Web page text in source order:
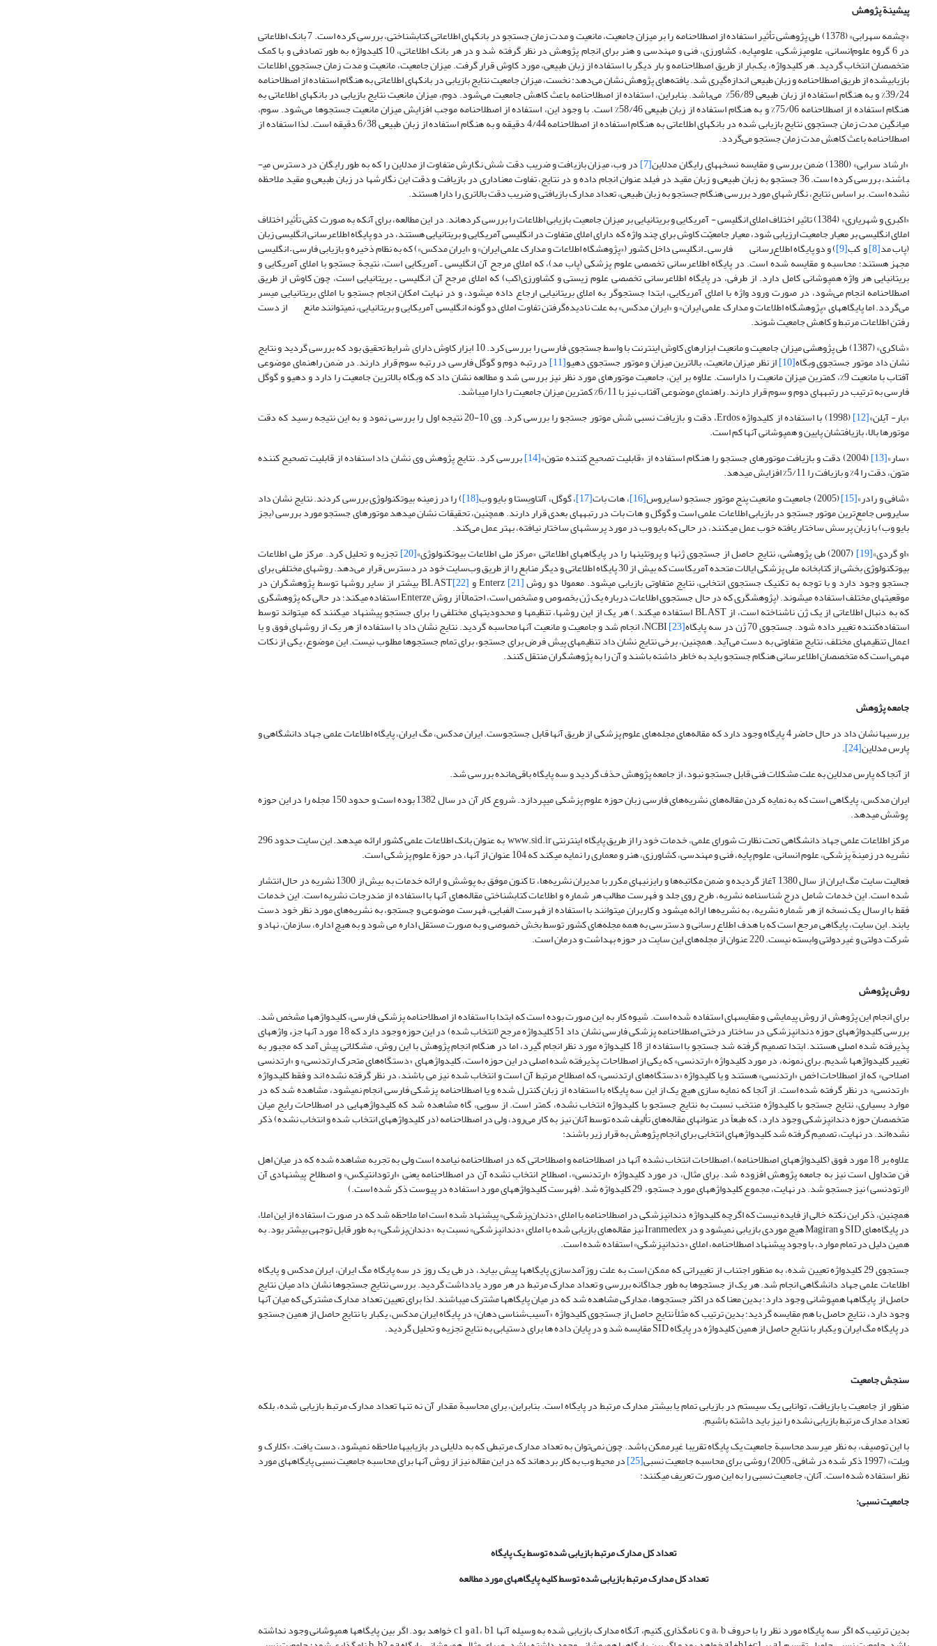
پیشینة پژوهش
«چشمه سهرابی» (1378) طی پژوهشی تأثیر استفاده از اصطلاحنامه را بر میزان جامعیت، مانعیت و مدت زمان جستجو در بانکهای اطلاعاتی کتابشناختی، بررسی کرده است. 7 بانک اطلاعاتی
در 6 گروه علوم‌انسانی، علوم­پزشکی، علوم­پایه، کشاورزی، فنی و مهندسی و هنر برای انجام پژوهش در نظر گرفته شد و در هر بانک اطلاعاتی، 10 کلیدواژه به طور تصادفی و با کمک
متخصصان انتخاب گردید. هر کلیدواژه، یک‌بار از طریق اصطلاحنامه و بار دیگر با استفاده از زبان طبیعی، مورد کاوش قرار گرفت. میزان جامعیت، مانعیت و مدت زمان جستجوی اطلاعات
بازیابی­شده از طریق اصطلاحنامه و زبان طبیعی اندازه‌گیری شد. یافته‌های پژوهش نشان می‌دهد: نخست، میزان جامعیت نتایج بازیابی در بانکهای اطلاعاتی به هنگام استفاده از اصطلاحنامه
39/24% و به هنگام استفاده از زبان طبیعی 56/89% می‌باشد. بنابراین، استفاده از اصطلاحنامه باعث کاهش جامعیت می‌شود. دوم، میزان مانعیت نتایج بازیابی در بانکهای اطلاعاتی به
هنگام استفاده از اصطلاحنامه 75/06% و به هنگام استفاده از زبان طبیعی 58/46% است. با وجود این، استفاده از اصطلاحنامه موجب افزایش میزان مانعیت جستجوها می‌شود. سوم،
میانگین مدت زمان جستجوی نتایج بازیابی شده در بانکهای اطلاعاتی به هنگام استفاده از اصطلاحنامه 4/44 دقیقه و به هنگام استفاده از زبان طبیعی 6/38 دقیقه است. لذا استفاده از
اصطلاحنامه باعث کاهش مدت زمان جستجو می‌گردد.
«ارشاد سرابی» (1380) ضمن بررسی و مقایسه نسخه­های رایگان مدلاین
[7]در وب، میزان بازیافت و ضریب دقت شش نگارش متفاوت از مدلاین را که به طور رایگان در دسترس می­
باشند، بررسی کرده است. 36 جستجو به زبان طبیعی و زبان مقید در فیلد عنوان انجام داده و در نتایج، تفاوت معنا­داری در بازیافت و دقت این نگارشها در زبان طبیعی و مقید ملاحظه
نشده است. بر اساس نتایج، نگارشهای مورد بررسی هنگام جستجو به زبان طبیعی، تعداد مدارک بازیافتی و ضریب دقت بالاتری را دارا هستند.
«اکبری و شهریاری» (1384) تاثیر اختلاف املای انگلیسی - آمریکایی و بریتانیایی بر میزان جامعیت بازیابی اطلاعات را بررسی کرده­اند. در این مطالعه، برای آنکه به صورت کمّی تأثیر اختلاف
املای انگلیسی بر معیار جامعیت ارزیابی شود، معیار جامعیّت کاوش برای چند واژه که دارای املای متفاوت در انگلیسی آمریکایی و بریتانیایی هستند، در دو پایگاه اطلاع­رسانی انگلیسی زبان
(پاب مد[8] و کب[9] ) و دو پایگاه اطلاع‌رسانی فارسی ـ انگلیسی داخل کشور («پژوهشگاه اطلاعات و مدارک علمی ایران» و «ایران مدکس») که به نظام ذخیره و بازیابی فارسی – انگلیسی
مجهز هستند؛ محاسبه و مقایسه شده است. در پایگاه اطلاع­رسانی تخصصی علوم­ پزشکی (پاب مد)، که املای مرجح آن انگلیسی ـ آمریکایی ا­ست، نتیجة جستجو با املای آمریکایی و
بریتانیایی هر واژه همپوشانی کامل دارد. از طرفی، در پایگاه اطلاع­رسانی تخصصی علوم ­زیستی و کشاورزی(کب) که املای مرجح آن انگلیسی ـ بریتانیایی­ است، چون کاوش از طریق
اصطلاحنامه انجام می‌شود، در صورت ورود واژه با املای آمریکایی، ابتدا جستجوگر به املای بریتانیایی ارجاع داده می­شود، و در نهایت امکان انجام جستجو با املای بریتانیایی میسر
می‌گردد. اما پایگاه­های «پژوهشگاه اطلاعات و مدارک علمی ایران» و «ایران مدکس» به علت نادیده‌گرفتن تفاوت املای دو گونه انگلیسی آمریکایی و بریتانیایی، نمی­توانند مانع از دست
رفتن اطلاعات مرتبط و کاهش جامعیت شوند.
«شاکری» (1387) طی پژوهشی میزان جامعیت و مانعیت ابزارهای کاوش اینترنت با واسط جستجوی فارسی را بررسی کرد. 10 ابزار کاوش دارای شرایط تحقیق بود که بررسی گردید و نتایج
نشان داد موتور جستجوی وبگاه[10] از نظر میزان مانعیت، بالاترین میزان و موتور جستجوی دهیو[11] در رتبه دوم و گوگل فارسی در رتبه سوم قرار دارند. در ضمن راهنمای موضوعی
آفتاب با مانعیت 9%، کمترین میزان مانعیت را داراست. علاوه بر این، جامعیت موتورهای مورد نظر نیز بررسی شد و مطالعه نشان داد که وبگاه بالاترین جامعیت را دارد و دهیو و گوگل
فارسی به ترتیب در رتبه­های دوم و سوم قرار دارند. راهنمای موضوعی آفتاب نیز با 6/11% کمترین میزان جامعیت را دارا می­باشد.
«بار- آیلن»[12] (1998) با استفاده از کلیدواژه Erdos، دقت و بازیافت نسبی شش موتور جستجو را بررسی کرد. وی 10-20 نتیجه اول را بررسی نمود و به این نتیجه رسید که دقت
موتورها بالا، بازیافتشان پایین و همپوشانی آنها کم است.
«سار»[13] (2004) دقت و بازیافت موتورهای جستجو را هنگام استفاده از «قابلیت تصحیح کننده متون» [14] بررسی کرد. نتایج پژوهش وی نشان داد استفاده از قابلیت تصحیح کننده
متون، دقت را 4% و بازیافت را 5/11% افزایش می­دهد.
«شافی و رادر»[15] (2005) جامعیت و مانعیت پنج موتور جستجو (سایروس [16] ، هات بات[17] ، گوگل، آلتاویستا و بایو وب[18] ) را در زمینه بیوتکنولوژی بررسی کردند. نتایج نشان داد
سایروس جامع­‌ترین موتور جستجو در بازیابی اطلاعات علمی است و گوگل و هات بات در رتبه­های بعدی قرار دارند. همچنین، تحقیقات نشان می­دهد موتورهای جستجو مورد بررسی (بجز
بایو وب) با زبان پرسش ساختار یافته خوب عمل می­کنند، در حالی که بایو وب در مورد پرسشهای ساختار نیافته، بهتر عمل می­‌کند.
«او گردی»[19] (2007) طی پژوهشی، نتایج حاصل از جستجوی ژنها و پروتئینها را در پایگاه­های اطلاعاتی «مرکز ملی اطلاعات بیوتکنولوژی» [20] تجزیه و تحلیل کرد. مرکز ملی اطلاعات
بیوتکنولوژی بخشی از کتابخانه ملی پزشکی ایالات متحده آمریکاست که بیش از 30 پایگاه اطلاعاتی و دیگر منابع را از طریق وب‌سایت خود در دسترس قرار می‌­دهد. روشهای مختلفی برای
جستجو وجود دارد و با توجه به تکنیک جستجوی انتخابی، نتایج متفاوتی بازیابی می­شود. معمولا دو روش Enterz[21] و BLAST[22] بیشتر از سایر روشها توسط پژوهشگران در
موقعیتهای مختلف استفاده می­شوند. (پژوهشگری که در حال جستجوی اطلاعات درباره یک ژن بخصوص و مشخص است، احتمالاً از روش Enterze استفاده می­کند؛ در حالی که پژوهشگری
که به دنبال اطلاعاتی از یک ژن ناشناخته است، از BLAST استفاده می­کند.) هر یک از این روشها، تنظیمها و محدودیتهای مختلفی را برای جستجو پیشنهاد می­کنند که می­تواند توسط
استفاده‌کننده تغییر داده شود. جستجوی 70 ژن در سه پایگاه [23] NCBI، انجام شد و جامعیت و مانعیت آنها محاسبه گردید. نتایج نشان داد با استفاده از هر یک از روشهای فوق و یا
اعمال تنظیمهای مختلف، نتایج متفاوتی به دست می‌آید. همچنین، برخی نتایج نشان داد تنظیمهای پیش فرض برای جستجو، برای تمام جستجوها مطلوب نیست. این موضوع، یکی از نکات
مهمی است که متخصصان اطلاع­رسانی هنگام جستجو باید به خاطر داشته باشند و آن را به پژوهشگران منتقل کنند.
جامعه پژوهش
بررسیها نشان داد در حال حاضر 4 پایگاه وجود دارد که مقاله‌های مجله‌های علوم پزشکی از طریق آنها قابل جستجوست. ایران مدکس، مگ ایران، پایگاه اطلاعات علمی جهاد دانشگاهی و
پارس مدلاین[24]
.
از آنجا که پارس مدلاین به علت مشکلات فنی قابل جستجو نبود، از جامعه پژوهش حذف گردید و سه پایگاه باقی‌مانده بررسی شد.
ایران مدکس، پایگاهی است که به نمایه کردن مقاله‌های نشریه‌های فارسی زبان حوزه علوم پزشکی می­پردازد. شروع کار آن در سال 1382 بوده است و حدود 150 مجله را در این حوزه
پوشش می­دهد.
مرکز اطلاعات علمی جهاد دانشگاهی تحت نظارت شورای علمی، خدمات خود را از طریق پایگاه اینترنتی www.sid.ir به عنوان بانک اطلاعات علمی کشور ارائه می­دهد. این سایت حدود 296
نشریه در زمینة پزشکی، علوم انسانی، علوم پایه، فنی و مهندسی، کشاورزی، هنر و معماری را نمایه می­کند که 104 عنوان از آنها، در حوزة علوم پزشکی است.
فعالیت سایت مگ ایران از سال 1380 آغاز گردیده و ضمن مکاتبه‌ها و رایزنی­های مکرر با مدیران نشریه‌ها، تا کنون موفق به پوشش و ارائه خدمات به بیش از 1300 نشریه در حال انتشار
شده است. این خدمات شامل درج شناسنامه نشریه، طرح روی جلد و فهرست مطالب هر شماره و اطلاعات کتابشناختی مقاله‌های آنها با استفاده از مندرجات نشریه است. این خدمات
فقط با ارسال یک نسخه از هر شماره نشریه، به نشریه‌ها ارائه می­شود و کاربران می­توانند با استفاده از فهرست الفبایی، فهرست موضوعی و جستجو، به نشریه‌های مورد نظر خود دست
یابند. این سایت، پایگاهی مرجع است که با هدف اطلاع رسانی و دسترسی به همه مجله‌های کشور توسط بخش خصوصی و به صورت مستقل اداره می شود و به هیچ اداره، سازمان، نهاد و
شرکت دولتی و غیردولتی وابسته نیست. 220 عنوان از مجله‌های این سایت در حوزه بهداشت و درمان است.
روش پژوهش
برای انجام این پژوهش از روش پیمایشی و مقایسه­ای استفاده شده است. شیوه کار به این صورت بوده است که ابتدا با استفاده از اصطلاحنامه پزشکی فارسی، کلیدواژه­ها مشخص شد.
بررسی کلیدواژه­های حوزه دندانپزشکی در ساختار درختی اصطلاحنامه پزشکی فارسی نشان داد 51 کلیدواژه مرجح (انتخاب شده) در این حوزه وجود دارد که 18 مورد آنها جزء واژه­های
پذیرفته شده اصلی هستند. ابتدا تصمیم گرفته شد جستجو با استفاده از 18 کلیدواژه مورد نظر انجام گیرد، اما در هنگام انجام پژوهش با این روش، مشکلاتی پیش آمد که مجبور به
تغییر کلیدواژه­ها شدیم. برای نمونه، در مورد کلیدواژه «ارتدنسی» که یکی از اصطلاحات پذیرفته شده اصلی در این حوزه است، کلیدواژه­های «دستگاه‌‌­های متحرک ارتدنسی» و «ارتدنسی
اصلاحی» که از اصطلاحات اخص «ارتدنسی» هستند و یا کلیدواژه «دستگاه‌­های ارتدنسی» که اصطلاح مرتبط آن است و انتخاب شده نیز می باشند، در نظر گرفته نشده اند و فقط کلیدواژه
«ارتدنسی» در نظر گرفته شده است. از آنجا که نمایه سازی هیچ یک از این سه پایگاه با استفاده از زبان کنترل شده و یا اصطلاحنامه پزشکی فارسی انجام نمی­شود، مشاهده شد که در
موارد بسیاری، نتایج جستجو با کلیدواژه منتخب نسبت به نتایج جستجو با کلیدواژه انتخاب نشده، کمتر است. از سویی، گاه مشاهده شد که کلیدواژه­هایی در اصطلاحات رایج میان
متخصصان حوزه دندانپزشکی وجود دارد، که طبعاً در عنوانهای مقاله‌های تألیف شده توسط آنان نیز به کار می­‌رود، ولی در اصطلاحنامه (در کلیدواژه­های انتخاب شده و انتخاب نشده) ذکر
نشده‌اند. در نهایت، تصمیم گرفته شد کلیدواژه­های انتخابی برای انجام پژوهش به قرار زیر ­باشند:
علاوه بر 18 مورد فوق­ (کلیدواژه­های اصطلاحنامه)، اصطلاحات انتخاب نشده آنها در اصطلاحنامه و اصطلاحاتی که در اصطلاحنامه نیامده است ولی به تجربه مشاهده شده که در میان اهل
فن متداول است نیز به جامعه پژوهش افزوده شد. برای مثال، در مورد کلیدواژه «ارتدنسی»، اصطلاح انتخاب نشده آن در اصطلاحنامه یعنی «ارتودانتیکس» و اصطلاح پیشنهادی آن
(ارتودنسی) نیز جستجو شد. در نهایت، مجموع کلیدواژه­های مورد جستجو، 29 کلیدواژه شد. (فهرست کلیدواژه­های مورد استفاده در پیوست ذکر شده است.)
همچنین، ذکر این نکته خالی از فایده نیست که اگرچه کلیدواژه دندانپزشکی در اصطلاحنامه با املای «دندان‌پزشکی» پیشنهاد شده است اما ملاحظه شد که در صورت استفاده از این املا،
در پایگاه‌های SID و Magiran هیچ موردی بازیابی نمی­شود و در Iranmedex نیز مقاله‌های بازیابی شده با املای «دندانپزشکی» نسبت به «دندان‌پزشکی» به طور قابل توجهی بیشتر بود. به
همین دلیل در تمام موارد، با وجود پیشنهاد اصطلاحنامه، املای «دندانپزشکی» استفاده شده است.
جستجوی 29 کلیدواژه تعیین شده، به منظور اجتناب از تغییراتی که ممکن است به علت روزآمدسازی پایگاه­ها پیش بیاید، در طی یک روز در سه پایگاه مگ ایران، ایران مدکس و پایگاه
اطلاعات علمی جهاد دانشگاهی انجام شد. هر یک از جستجوها به طور جداگانه بررسی و تعداد مدارک مرتبط در هر مورد یادداشت گردید. بررسی نتایج جستجوها نشان داد میان نتایج
حاصل از پایگاه­ها همپوشانی وجود دارد؛ بدین معنا که در اکثر جستجوها، مدارکی مشاهده شد که در میان پایگاه­ها مشترک می­باشند. لذا برای تعیین تعداد مدارک مشترکی که میان آنها
وجود دارد، نتایج حاصل با هم مقایسه گردید؛ بدین ترتیب که مثلاً نتایج حاصل از جستجوی کلیدواژه «آسیب‌شناسی دهان» در پایگاه ایران مدکس، یکبار با نتایج حاصل از همین جستجو
در پایگاه مگ ایران و یکبار با نتایج حاصل از همین کلیدواژه در پایگاه SID مقایسه شد و در پایان داده ها برای دستیابی به نتایج تجزیه و تحلیل گردید.
سنجش جامعیت
منظور از جامعیت یا بازیافت، توانایی یک سیستم در بازیابی تمام یا بیشتر مدارک مرتبط در پایگاه است. بنابراین، برای محاسبة مقدار آن نه تنها تعداد مدارک مرتبط بازیابی شده، بلکه
تعداد مدارک مرتبط بازیابی نشده را نیز باید داشته باشیم.
با این توصیف، به نظر می­رسد محاسبة جامعیت یک پایگاه تقریبا غیرممکن باشد. چون نمی‌­توان به تعداد مدارک مرتبطی که به دلایلی در بازیابی­ها ملاحظه نمی­شود، دست یافت. «کلارک و
ویلت» (1997 ذکر شده در شافی، 2005) روشی برای محاسبه جامعیت نسبی [25] در محیط وب به کار برده­اند که در این مقاله نیز از روش آنها برای محاسبه جامعیت نسبی پایگاه­های مورد
نظر استفاده شده است. آنان، جامعیت نسبی را به این صورت تعریف می­کنند:
جامعیت نسبی:
تعداد کل مدارک مرتبط بازیابی شده توسط یک پایگاه
تعداد کل مدارک مرتبط بازیابی شده توسط کلیه پایگاه­های مورد مطالعه
بدین ترتیب که اگر سه پایگاه مورد نظر را با حروف a، b و c نامگذاری کنیم، آنگاه مدارک بازیابی شده به وسیله آنها a1، b1 و c1 خواهد بود. اگر بین پایگاه­ها همپوشانی وجود نداشته